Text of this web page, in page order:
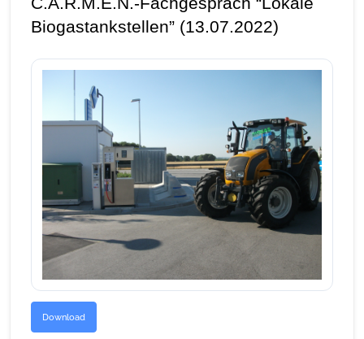
Biogastankstellen” (13.07.2022)
Download